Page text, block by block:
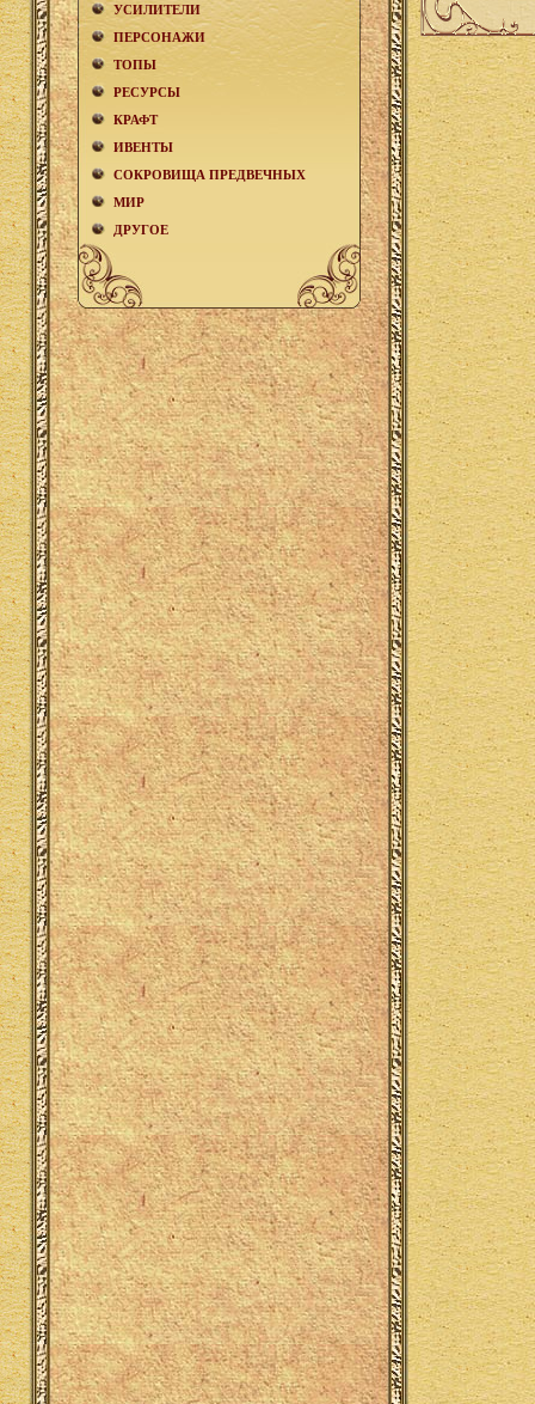
УСИЛИТЕЛИ
ПЕРСОНАЖИ
ТОПЫ
РЕСУРСЫ
КРАФТ
ИВЕНТЫ
СОКРОВИЩА ПРЕДВЕЧНЫХ
МИР
ДРУГОЕ